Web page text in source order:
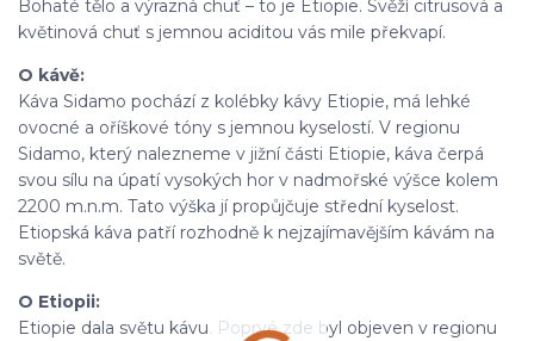
Bohaté tělo a výrazná chuť – to je Etiopie. Svěží citrusová a
květinová chuť s jemnou aciditou vás mile překvapí.
O kávě:
Káva Sidamo pochází z kolébky kávy Etiopie, má lehké
ovocné a oříškové tóny s jemnou kyselostí. V regionu
Sidamo, který nalezneme v jižní části Etiopie, káva čerpá
svou sílu na úpatí vysokých hor v nadmořské výšce kolem
2200 m.n.m. Tato výška jí propůjčuje střední kyselost.
Etiopská káva patří rozhodně k nejzajímavějším kávám na
světě.
O Etiopii:
Etiopie dala světu kávu. Poprvé zde byl objeven v regionu